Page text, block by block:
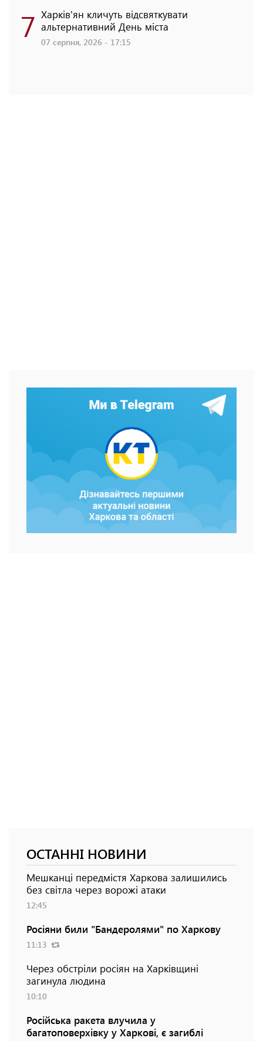
7 Харків'ян кличуть відсвяткувати
альтернативний День міста
07 серпня, 2026 - 17:15
ОСТАННІ НОВИНИ
Мешканці передмістя Харкова залишились
без світла через ворожі атаки
12:45
Росіяни били "Бандеролями" по Харкову
11:13
Через обстріли росіян на Харківщині
загинула людина
10:10
Російська ракета влучила у
багатоповерхівку у Харкові, є загиблі